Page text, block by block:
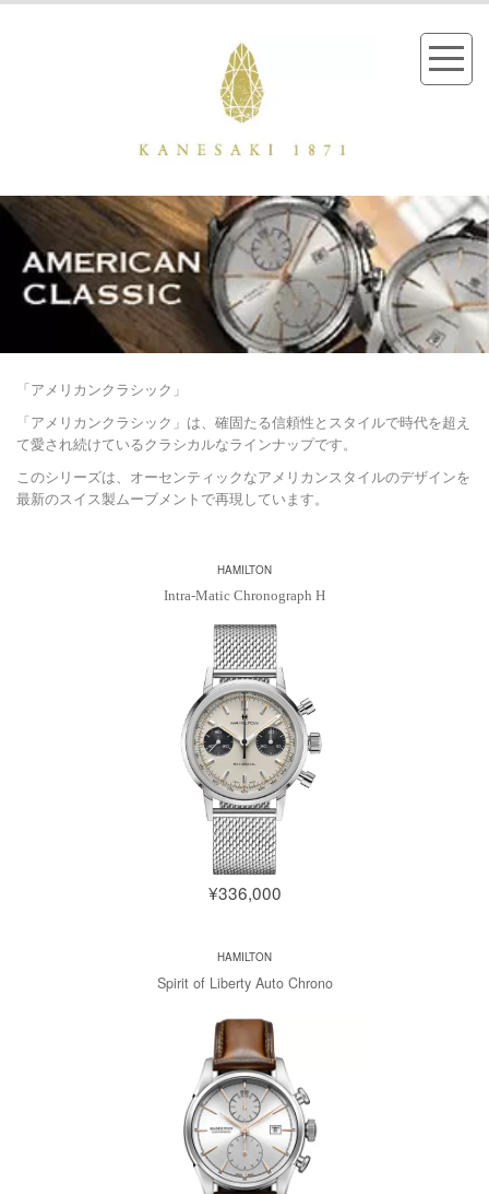
「アメリカンクラシック」
「アメリカンクラシック」は、確固たる信頼性とスタイルで時代を超え
て愛され続けているクラシカルなラインナップです。
このシリーズは、オーセンティックなアメリカンスタイルのデザインを
最新のスイス製ムーブメントで再現しています。
HAMILTON
Intra-Matic Chronograph H
¥336,000
HAMILTON
Spirit of Liberty Auto Chrono